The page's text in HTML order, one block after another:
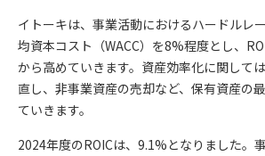
イトーキは、事業活動におけるハードルレ
均資本コスト（WACC）を8%程度とし、
から高めていきます。資産効率化に関して
直し、非事業資産の売却など、保有資産の
ていきます。
2024年度のROICは、9.1%となりました。